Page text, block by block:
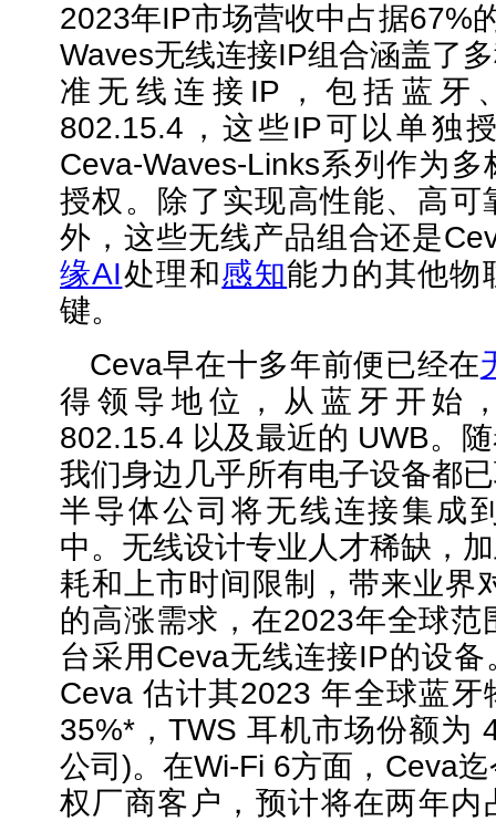
2023年IP市场营收中占据67%
Waves无线连接IP组合涵盖了
准无线连接IP，包括蓝牙
802.15.4，这些IP可以单独
Ceva-Waves-Links系列作为
授权。除了实现高性能、高可
外，这些无线产品组合还是
缘AI处理和感知能力的其他物
键。
Ceva早在十多年前便已经在
得领导地位，从蓝牙开始
802.15.4 以及最近的 UWB。
我们身边几乎所有电子设备都
半导体公司将无线连接集成
中。无线设计专业人才稀缺，
耗和上市时间限制，带来业界
的高涨需求，在2023年全球范
台采用Ceva无线连接IP的设
Ceva 估计其2023 年全球蓝
35%*，TWS 耳机市场份额为
公司)。在Wi-Fi 6方面，Ceva
权厂商客户，预计将在两年内